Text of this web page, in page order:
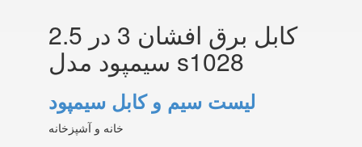
کابل برق افشان 3 در 2.5
سیمپود مدل s1028
لیست سیم و کابل سیمپود
خانه و آشپزخانه